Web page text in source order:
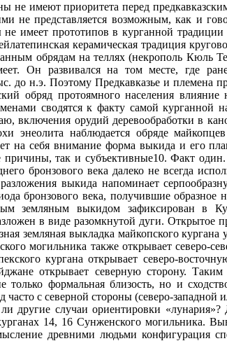
не имеют приоритета перед
не представляется возможным, как и
не имеет прототипов в курганной
керамическая традиция
обрядам на теллях (некрополь Кюль
Он развивался на том месте, где
до н.э. Поэтому Предкавказье и племена
обряд протоямного населения
сводятся к факту самой курганной
включения орудий деревообработки в
энеолита наблюдается обряде
на себя внимание форма выкида и его
причины, так и субъективные10. Факт
бронзового века далеко не всегда
выкида напоминает
бронзового века, получившие
земляным выкидом зафиксирован в
в виде разомкнутой дуги. Открытое
земляная выкладка майкопского кургана
могильника также открывает северо-
кургана открывает северо-
открывает северную сторону.
только формальная близость, но и
часто с северной стороны (северо-
другие случаи ориентировки
14, 16 Сунженского могильника.
древними людьми конфигурация